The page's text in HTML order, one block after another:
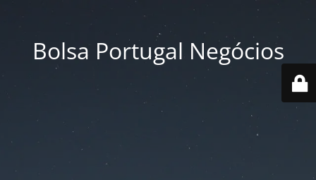
Bolsa Portugal Negócios